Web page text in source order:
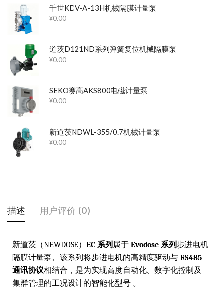
千世KDV-A-13H机械隔膜计量泵
¥0.00
道茨D121ND系列弹簧复位机械隔膜泵
¥0.00
SEKO赛高AKS800电磁计量泵
¥0.00
新道茨NDWL-355/0.7机械计量泵
¥0.00
描述 用户评价 (0)
新道茨（NEWDOSE） EC 系列 属于 Evodose 系列步进电机
隔膜计量泵。该系列将步进电机的高精度驱动与 RS485
通讯协议相结合，是为实现高度自动化、数字化控制及
集群管理的工况设计的智能化型号 。